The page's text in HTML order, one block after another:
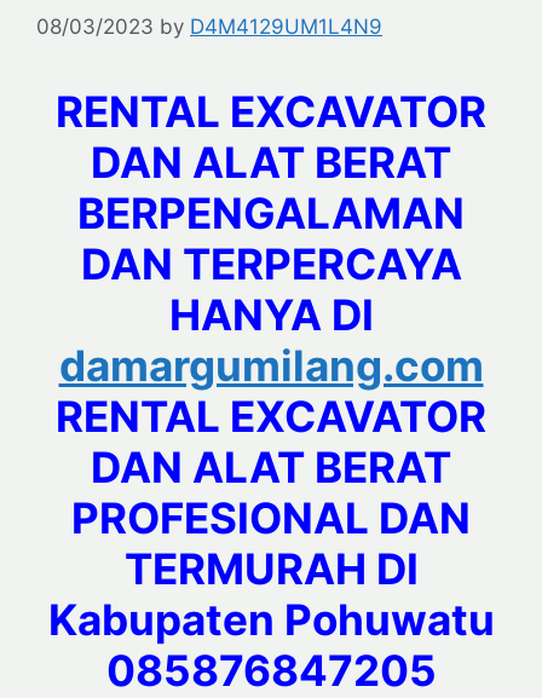
08/03/2023 by D4M4129UM1L4N9
RENTAL EXCAVATOR
DAN ALAT BERAT
BERPENGALAMAN
DAN TERPERCAYA
HANYA DI
damargumilang.com
RENTAL EXCAVATOR
DAN ALAT BERAT
PROFESIONAL DAN
TERMURAH DI
Kabupaten Pohuwatu
085876847205